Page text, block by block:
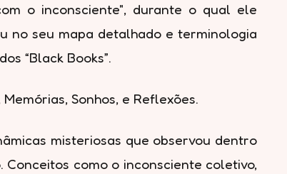
o inconsciente", durante o qual ele
no seu mapa detalhado e terminologia
“Black Books”.
Sonhos, e Reflexões.
misteriosas que observou dentro
como o inconsciente coletivo,